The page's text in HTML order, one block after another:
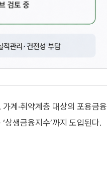
계·취약계층 대상의 포용금융
상생금융지수’까지 도입된다.